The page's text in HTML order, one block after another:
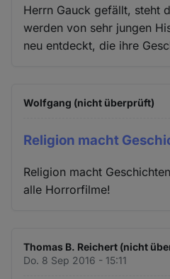
Herrn Gauck gefällt, steht
werden von sehr jungen
neu entdeckt, die ihre
Wolfgang (nicht überprüft)
Religion macht
Religion macht
alle Horrorfilme!
Thomas B. Reichert (nicht
Do. 8 Sep 2016 - 15:11